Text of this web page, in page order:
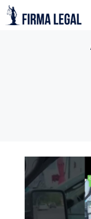
Saltar
al